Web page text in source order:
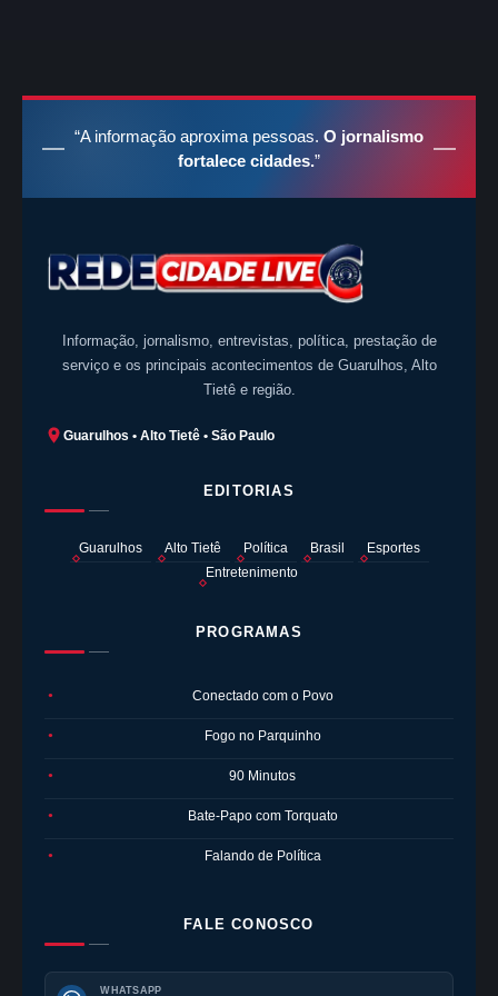
“A informação aproxima pessoas. O jornalismo
fortalece cidades.”
Informação, jornalismo, entrevistas, política, prestação de
serviço e os principais acontecimentos de Guarulhos, Alto
Tietê e região.
Guarulhos • Alto Tietê • São Paulo
EDITORIAS
Guarulhos Alto Tietê Política Brasil
Esportes
Entretenimento
PROGRAMAS
● Conectado com o Povo
● Fogo no Parquinho
● 90 Minutos
● Bate-Papo com Torquato
● Falando de Política
FALE CONOSCO
WHATSAPP